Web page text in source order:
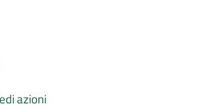
azioni